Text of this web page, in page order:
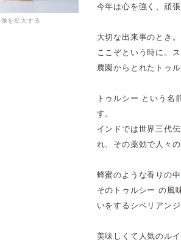
を拡大する
今年は心を強く、頑張
大切な出来事のとき。
ここぞという時に。
農園からとれたトゥ
トゥルシー という名
す。
インドでは世界三代
れ、その薬効で人々
蜂蜜のような香りの
そのトゥルシー の風
いをするシベリアン
美味しくて人気のル